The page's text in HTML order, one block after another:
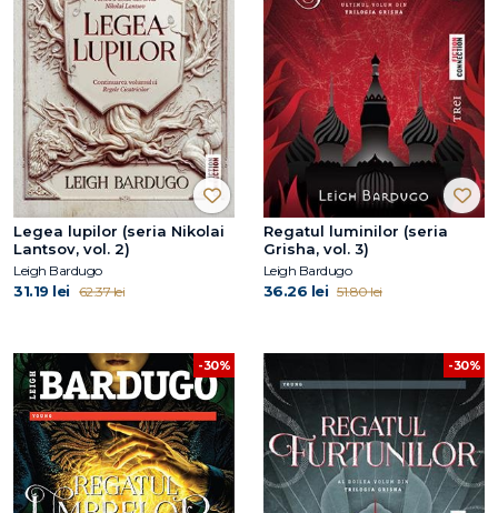
Legea lupilor (seria Nikolai
Lantsov, vol. 2)
Leigh Bardugo
31.19 lei 62.37 lei
Regatul luminilor (seria
Grisha, vol. 3)
Leigh Bardugo
36.26 lei 51.80 lei
-30% -30%